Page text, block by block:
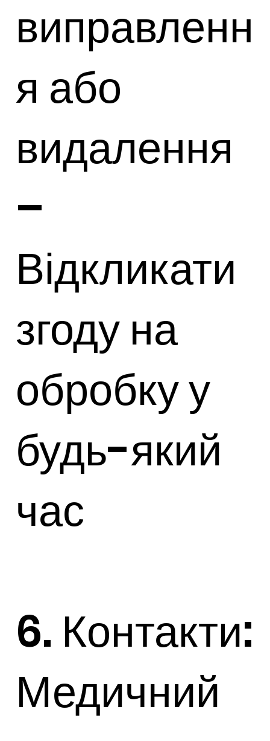
виправленн
я або
видалення
–
Відкликати
згоду на
обробку у
будь-який
час
6. Контакти:
Медичний